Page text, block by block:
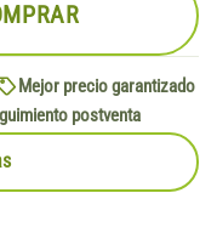
Mejor precio garantizado
postventa